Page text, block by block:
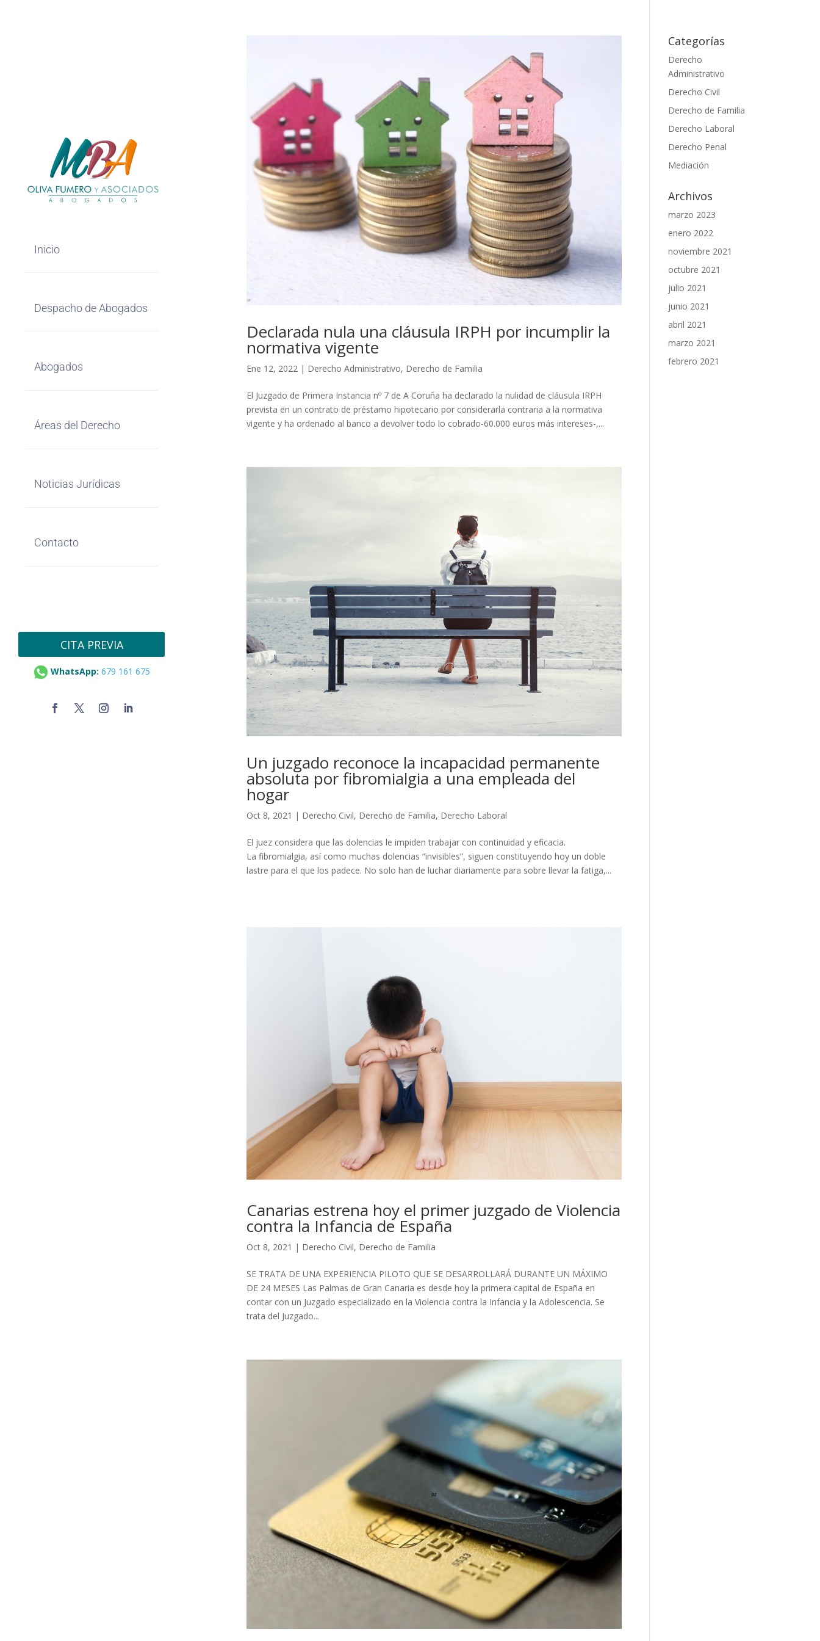
Inicio
Despacho de Abogados
Abogados
Áreas del Derecho
Noticias Jurídicas
Contacto
CITA PREVIA
WhatsApp: 679 161 675
Declarada nula una cláusula IRPH por incumplir la
normativa vigente
Ene 12, 2022 | Derecho Administrativo, Derecho de Familia
El Juzgado de Primera Instancia nº 7 de A Coruña ha declarado la nulidad de cláusula IRPH
prevista en un contrato de préstamo hipotecario por considerarla contraria a la normativa
vigente y ha ordenado al banco a devolver todo lo cobrado-60.000 euros más intereses-,...
Un juzgado reconoce la incapacidad permanente
absoluta por fibromialgia a una empleada del
hogar
Oct 8, 2021 | Derecho Civil, Derecho de Familia, Derecho Laboral
El juez considera que las dolencias le impiden trabajar con continuidad y eficacia.
La fibromialgia, así como muchas dolencias “invisibles”, siguen constituyendo hoy un doble
lastre para el que los padece. No solo han de luchar diariamente para sobre llevar la fatiga,...
Canarias estrena hoy el primer juzgado de Violencia
contra la Infancia de España
Oct 8, 2021 | Derecho Civil, Derecho de Familia
SE TRATA DE UNA EXPERIENCIA PILOTO QUE SE DESARROLLARÁ DURANTE UN MÁXIMO
DE 24 MESES Las Palmas de Gran Canaria es desde hoy la primera capital de España en
contar con un Juzgado especializado en la Violencia contra la Infancia y la Adolescencia. Se
trata del Juzgado...
Categorías
Derecho
Administrativo
Derecho Civil
Derecho de Familia
Derecho Laboral
Derecho Penal
Mediación
Archivos
marzo 2023
enero 2022
noviembre 2021
octubre 2021
julio 2021
junio 2021
abril 2021
marzo 2021
febrero 2021